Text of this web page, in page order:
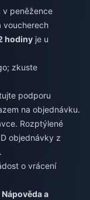
v peněžence
voucherech
hodiny je u
zkuste
podporu
na objednávku.
Rozptýlené
objednávky z
o vrácení
a